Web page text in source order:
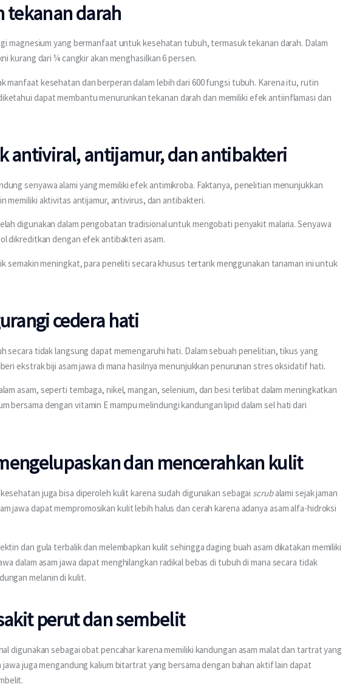
tekanan darah
magnesium yang bermanfaat untuk kesehatan tubuh, termasuk tekanan darah. Dalam
kurang dari ¼ cangkir akan menghasilkan 6 persen.
manfaat kesehatan dan berperan dalam lebih dari 600 fungsi tubuh. Karena itu, rutin
dapat membantu menurunkan tekanan darah dan memiliki efek antiinflamasi dan
antiviral, antijamur, dan antibakteri
senyawa alami yang memiliki efek antimikroba. Faktanya, penelitian menunjukkan
memiliki aktivitas antijamur, antivirus, dan antibakteri.
digunakan dalam pengobatan tradisional untuk mengobati penyakit malaria. Senyawa
dikreditkan dengan efek antibakteri asam.
semakin meningkat, para peneliti secara khusus tertarik menggunakan tanaman ini untuk
cedera hati
secara tidak langsung dapat memengaruhi hati. Dalam sebuah penelitian, tikus yang
ekstrak biji asam jawa di mana hasilnya menunjukkan penurunan stres oksidatif hati.
asam, seperti tembaga, nikel, mangan, selenium, dan besi terlibat dalam meningkatkan
bersama dengan vitamin E mampu melindungi kandungan lipid dalam sel hati dari
dan mencerahkan kulit
juga bisa diperoleh kulit karena sudah digunakan sebagai scrub alami sejak jaman
jawa dapat mempromosikan kulit lebih halus dan cerah karena adanya asam alfa-hidroksi
dan gula terbalik dan melembapkan kulit sehingga daging buah asam dikatakan memiliki
dalam asam jawa dapat menghilangkan radikal bebas di tubuh di mana secara tidak
melanin di kulit.
perut dan sembelit
digunakan sebagai obat pencahar karena memiliki kandungan asam malat dan tartrat yang
jawa juga mengandung kalium bitartrat yang bersama dengan bahan aktif lain dapat